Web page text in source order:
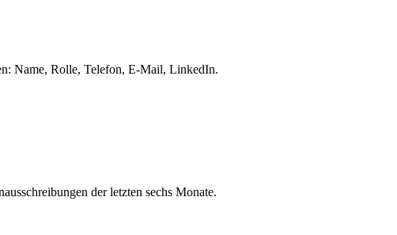
Name, Rolle, Telefon, E-Mail, LinkedIn.
der letzten sechs Monate.